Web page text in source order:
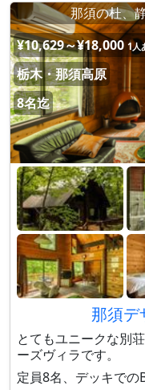
那須の杜、
¥10,629～¥18,000 1人
栃木・那須高原
8名迄
那須デ
とてもユニークな別
ーズヴィラです。
定員8名、デッキでの